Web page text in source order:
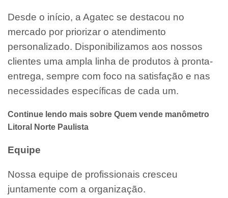
Desde o início, a Agatec se destacou no
mercado por priorizar o atendimento
personalizado. Disponibilizamos aos nossos
clientes uma ampla linha de produtos à pronta-
entrega, sempre com foco na satisfação e nas
necessidades específicas de cada um.
Continue lendo mais sobre Quem vende manômetro
Litoral Norte Paulista
Equipe
Nossa equipe de profissionais cresceu
juntamente com a organização.